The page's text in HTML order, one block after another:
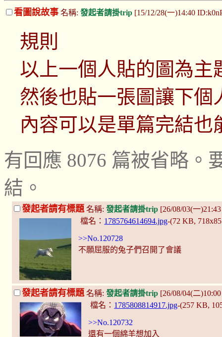
看圖說故事 名稱: 發起者請掛trip [15/12/28(一)14:40
規則
以上一個人貼的圖為主
然後也貼一張圖讓下個
內容可以是單篇完結
有回應 8076 篇被省略。
結。
發起者請有標題 名稱: 發起者請掛trip [26/08/03(一
檔名： 1785764614694.jpg-(72 KB,
>>No.120728
不願屈服的兔子們召開了會議
發起者請有標題 名稱: 發起者請掛trip [26/08/04(二
檔名： 1785808814917.jpg-(257 KB,
>>No.120732
還有一個綿羊想加入